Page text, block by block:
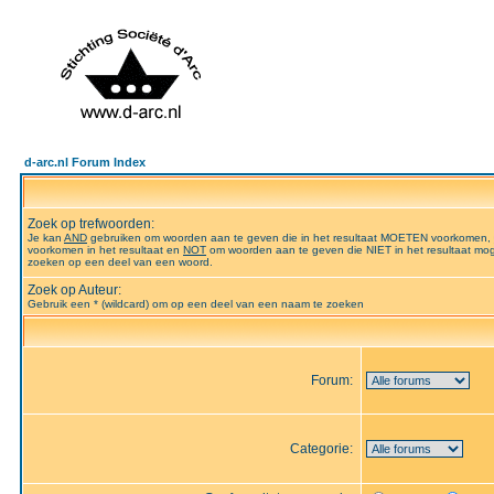
d-arc.nl Forum Index
Zoek op trefwoorden:
Je kan AND gebruiken om woorden aan te geven die in het resultaat MOETEN voorkomen,
voorkomen in het resultaat en NOT om woorden aan te geven die NIET in het resultaat
zoeken op een deel van een woord.
Zoek op Auteur:
Gebruik een * (wildcard) om op een deel van een naam te zoeken
Forum:
Categorie: